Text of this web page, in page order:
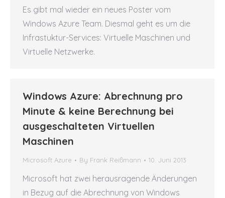
Es gibt mal wieder ein neues Poster vom
Windows Azure Team. Diesmal geht es um die
Infrastuktur-Services: Virtuelle Maschinen und
Virtuelle Netzwerke.
Windows Azure: Abrechnung pro
Minute & keine Berechnung bei
ausgeschalteten Virtuellen
Maschinen
Microsoft Azure By Frank Reißmann 10. Juni 2013
Microsoft hat zwei herausragende Änderungen
in Bezug auf die Abrechnung von Windows